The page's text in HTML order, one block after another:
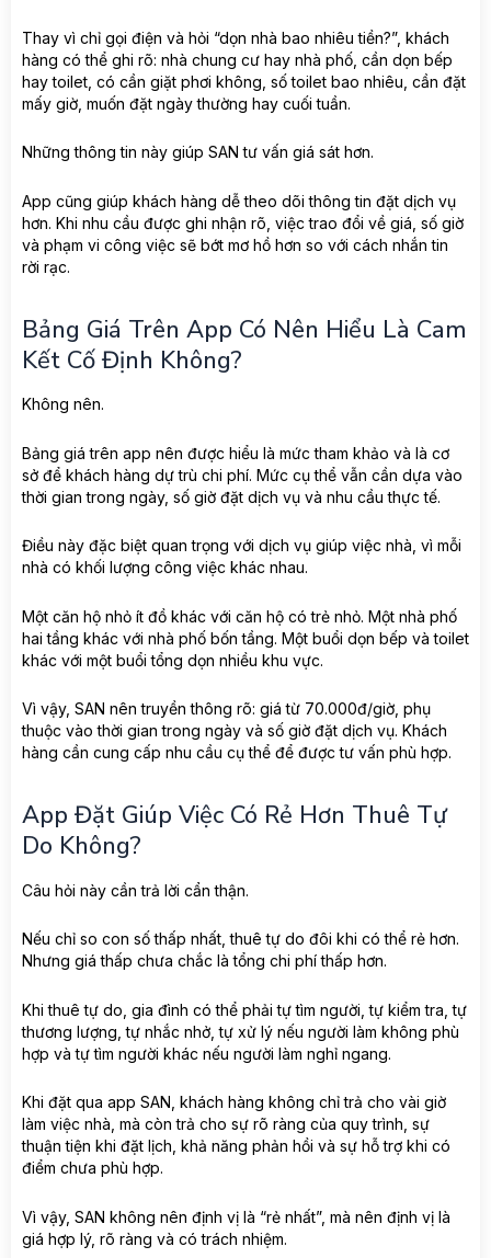
Thay vì chỉ gọi điện và hỏi “dọn nhà bao nhiêu tiền?”, khách
hàng có thể ghi rõ: nhà chung cư hay nhà phố, cần dọn bếp
hay toilet, có cần giặt phơi không, số toilet bao nhiêu, cần đặt
mấy giờ, muốn đặt ngày thường hay cuối tuần.
Những thông tin này giúp SAN tư vấn giá sát hơn.
App cũng giúp khách hàng dễ theo dõi thông tin đặt dịch vụ
hơn. Khi nhu cầu được ghi nhận rõ, việc trao đổi về giá, số giờ
và phạm vi công việc sẽ bớt mơ hồ hơn so với cách nhắn tin
rời rạc.
Bảng Giá Trên App Có Nên Hiểu Là Cam
Kết Cố Định Không?
Không nên.
Bảng giá trên app nên được hiểu là mức tham khảo và là cơ
sở để khách hàng dự trù chi phí. Mức cụ thể vẫn cần dựa vào
thời gian trong ngày, số giờ đặt dịch vụ và nhu cầu thực tế.
Điều này đặc biệt quan trọng với dịch vụ giúp việc nhà, vì mỗi
nhà có khối lượng công việc khác nhau.
Một căn hộ nhỏ ít đồ khác với căn hộ có trẻ nhỏ. Một nhà phố
hai tầng khác với nhà phố bốn tầng. Một buổi dọn bếp và toilet
khác với một buổi tổng dọn nhiều khu vực.
Vì vậy, SAN nên truyền thông rõ: giá từ 70.000đ/giờ, phụ
thuộc vào thời gian trong ngày và số giờ đặt dịch vụ. Khách
hàng cần cung cấp nhu cầu cụ thể để được tư vấn phù hợp.
App Đặt Giúp Việc Có Rẻ Hơn Thuê Tự
Do Không?
Câu hỏi này cần trả lời cẩn thận.
Nếu chỉ so con số thấp nhất, thuê tự do đôi khi có thể rẻ hơn.
Nhưng giá thấp chưa chắc là tổng chi phí thấp hơn.
Khi thuê tự do, gia đình có thể phải tự tìm người, tự kiểm tra, tự
thương lượng, tự nhắc nhở, tự xử lý nếu người làm không phù
hợp và tự tìm người khác nếu người làm nghỉ ngang.
Khi đặt qua app SAN, khách hàng không chỉ trả cho vài giờ
làm việc nhà, mà còn trả cho sự rõ ràng của quy trình, sự
thuận tiện khi đặt lịch, khả năng phản hồi và sự hỗ trợ khi có
điểm chưa phù hợp.
Vì vậy, SAN không nên định vị là “rẻ nhất”, mà nên định vị là
giá hợp lý, rõ ràng và có trách nhiệm.